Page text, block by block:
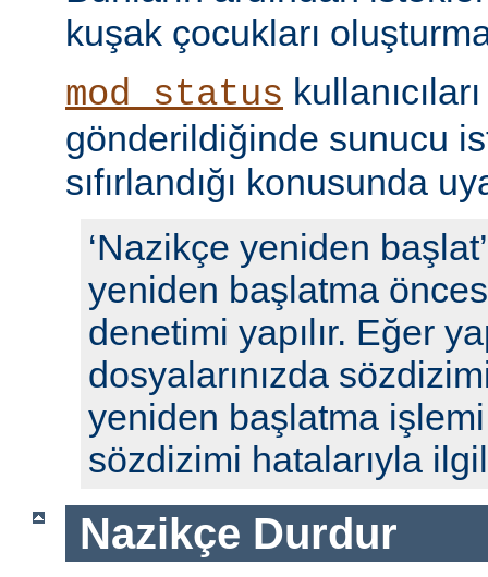
kuşak çocukları
mod_status
gönderildiğinde sunucu
sıfırlandığı konusunda
‘Nazikçe yeniden
yeniden başlatma
denetimi yapılır. Eğer
dosyalarınızda
yeniden başlatma
sözdizimi hatalarıyla
Nazikçe Durdur